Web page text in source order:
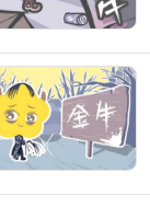
的生活背景
一个梦境的
解梦的过程
和个人感受
套用一些固